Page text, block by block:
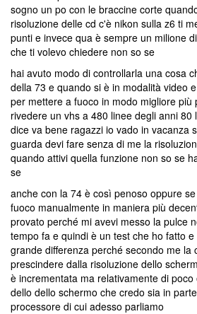
sogno un po con le braccine corte
risoluzione delle cd c'è nikon sulla z6 ti
punti e invece qua è sempre un milione
che ti volevo chiedere non so se
hai avuto modo di controllarla una cosa
della 73 e quando si è in modalità video
per mettere a fuoco in modo migliore più
rivedere un vhs a 480 linee degli anni 80
dice va bene ragazzi io vado in vacanza
guarda devi fare senza di me la
quando attivi quella funzione non so se
se
anche con la 74 è così penoso oppure
fuoco manualmente in maniera più
provato perché mi avevi messo la pulce
tempo fa e quindi è un test che ho fatto
grande differenza perché secondo me la
prescindere dalla risoluzione dello
è incrementata ma relativamente di
dello dello schermo che credo sia in
processore di cui adesso parliamo